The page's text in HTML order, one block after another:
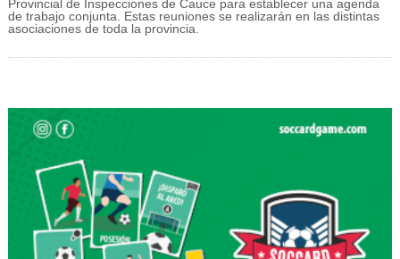
Provincial de Inspecciones de Cauce para establecer una agenda
de trabajo conjunta. Estas reuniones se realizarán en las distintas
asociaciones de toda la provincia.